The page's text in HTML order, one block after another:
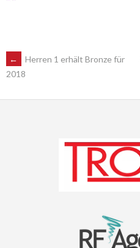
POST
NAVIGATION
←
Herren 1 erhält Bronze für
2018